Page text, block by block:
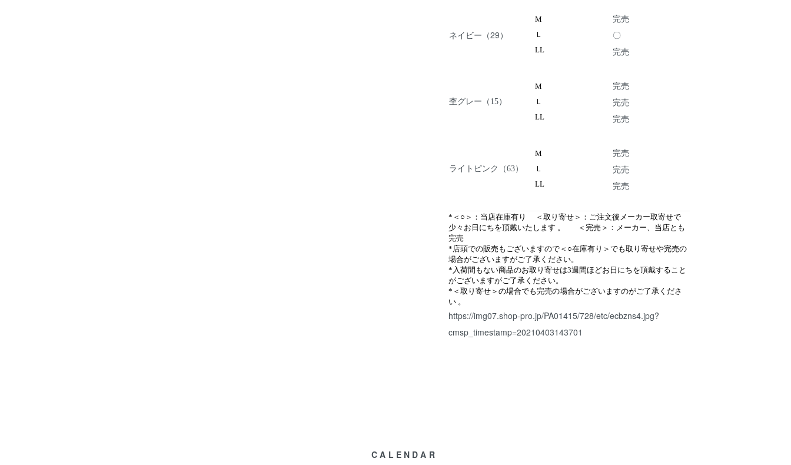
ネイビー（29）
M
Ｌ
LL
完売
〇
​完売
杢グレー（15）
M
Ｌ
LL
完売
完売
完売
ライトピンク（63）
M
Ｌ
LL
完売
完売
​完売
*＜○＞：当店在庫有り ＜取り寄せ＞：ご注文後メーカー取寄せで
少々お日にちを頂戴いたします 。 ＜完売＞：メーカー、当店とも
完売
*店頭での販売もございますので＜○在庫有り＞でも取り寄せや完売の
場合がございますがご了承ください。
*入荷間もない商品のお取り寄せは3週間ほどお日にちを頂戴すること
がございますがご了承ください。
*＜取り寄せ＞の場合でも完売の場合がございますのがご了承くださ
い 。
https://img07.shop-pro.jp/PA01415/728/etc/ecbzns4.jpg?
cmsp_timestamp=20210403143701
CALENDAR